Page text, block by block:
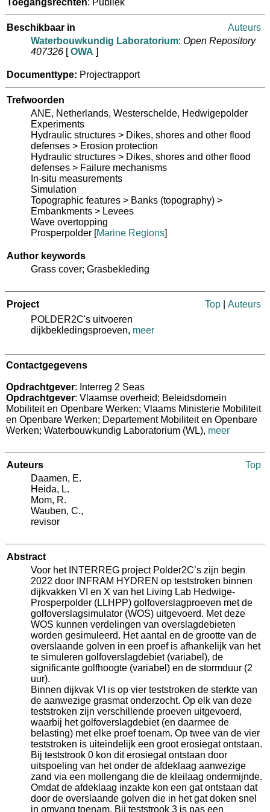
Beschikbaar in
Auteurs
Waterbouwkundig Laboratorium: Open Repository
407326 [OWA ]
Documenttype: Projectrapport
Trefwoorden
ANE, Netherlands, Westerschelde, Hedwigepolder
Experiments
Hydraulic structures > Dikes, shores and other flood
defenses > Erosion protection
Hydraulic structures > Dikes, shores and other flood
defenses > Failure mechanisms
In-situ measurements
Simulation
Topographic features > Banks (topography) >
Embankments > Levees
Wave overtopping
Prosperpolder [Marine Regions]
Author keywords
Grass cover; Grasbekleding
Project Top
Auteurs
POLDER2C's uitvoeren
dijkbekledingsproeven, meer
Contactgegevens
Opdrachtgever: Interreg 2 Seas
Opdrachtgever: Vlaamse overheid; Beleidsdomein
Mobiliteit en Openbare Werken; Vlaams Ministerie Mobiliteit
en Openbare Werken; Departement Mobiliteit en Openbare
Werken; Waterbouwkundig Laboratorium (WL), meer
Auteurs
Top
Daamen, E.
Heida, L.
Mom, R.
Wauben, C.,
revisor
Abstract
Voor het INTERREG project Polder2C’s zijn begin
2022 door INFRAM HYDREN op teststroken binnen
dijkvakken VI en X van het Living Lab Hedwige-
Prosperpolder (LLHPP) golfoverslagproeven met de
golfoverslagsimulator (WOS) uitgevoerd. Met deze
WOS kunnen verdelingen van overslagdebieten
worden gesimuleerd. Het aantal en de grootte van de
overslaande golven in een proef is afhankelijk van het
te simuleren golfoverslagdebiet (variabel), de
significante golfhoogte (variabel) en de stormduur (2
uur).
Binnen dijkvak VI is op vier teststroken de sterkte van
de aanwezige grasmat onderzocht. Op elk van deze
teststroken zijn verschillende proeven uitgevoerd,
waarbij het golfoverslagdebiet (en daarmee de
belasting) met elke proef toenam. Op twee van de vier
teststroken is uiteindelijk een groot erosiegat ontstaan.
Bij teststrook 0 kon dit erosiegat ontstaan door
uitspoeling van het onder de afdeklaag aanwezige
zand via een mollengang die de kleilaag ondermijnde.
Omdat de afdeklaag inzakte kon een gat ontstaan dat
door de overslaande golven die in het gat doken snel
in omvang toenam. Bij teststrook 3 is pas een